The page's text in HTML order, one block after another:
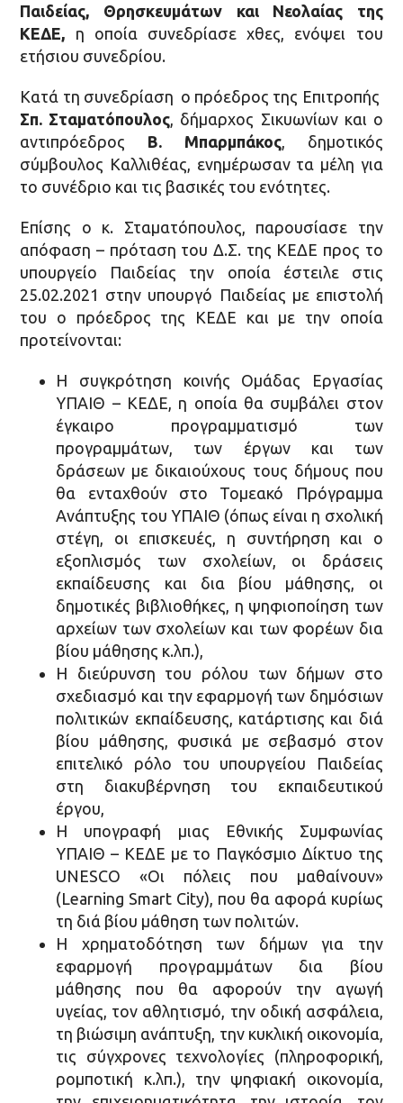
Παιδείας, Θρησκευμάτων και Νεολαίας της
ΚΕΔΕ, η οποία συνεδρίασε χθες, ενόψει του
ετήσιου συνεδρίου.
Κατά τη συνεδρίαση ο πρόεδρος της Επιτροπής
Σπ. Σταματόπουλος, δήμαρχος Σικυωνίων και ο
αντιπρόεδρος Β. Μπαρμπάκος, δημοτικός
σύμβουλος Καλλιθέας, ενημέρωσαν τα μέλη για
το συνέδριο και τις βασικές του ενότητες.
Επίσης ο κ. Σταματόπουλος, παρουσίασε την
απόφαση – πρόταση του Δ.Σ. της ΚΕΔΕ προς το
υπουργείο Παιδείας την οποία έστειλε στις
25.02.2021 στην υπουργό Παιδείας με επιστολή
του ο πρόεδρος της ΚΕΔΕ και με την οποία
προτείνονται:
Η συγκρότηση κοινής Ομάδας Εργασίας
ΥΠΑΙΘ – ΚΕΔΕ, η οποία θα συμβάλει στον
έγκαιρο προγραμματισμό των
προγραμμάτων, των έργων και των
δράσεων με δικαιούχους τους δήμους που
θα ενταχθούν στο Τομεακό Πρόγραμμα
Ανάπτυξης του ΥΠΑΙΘ (όπως είναι η σχολική
στέγη, οι επισκευές, η συντήρηση και ο
εξοπλισμός των σχολείων, οι δράσεις
εκπαίδευσης και δια βίου μάθησης, οι
δημοτικές βιβλιοθήκες, η ψηφιοποίηση των
αρχείων των σχολείων και των φορέων δια
βίου μάθησης κ.λπ.),
Η διεύρυνση του ρόλου των δήμων στο
σχεδιασμό και την εφαρμογή των δημόσιων
πολιτικών εκπαίδευσης, κατάρτισης και διά
βίου μάθησης, φυσικά με σεβασμό στον
επιτελικό ρόλο του υπουργείου Παιδείας
στη διακυβέρνηση του εκπαιδευτικού
έργου,
Η υπογραφή μιας Εθνικής Συμφωνίας
ΥΠΑΙΘ – ΚΕΔΕ με το Παγκόσμιο Δίκτυο της
UNESCO «Οι πόλεις που μαθαίνουν»
(Learning Smart City), που θα αφορά κυρίως
τη διά βίου μάθηση των πολιτών.
Η χρηματοδότηση των δήμων για την
εφαρμογή προγραμμάτων δια βίου
μάθησης που θα αφορούν την αγωγή
υγείας, τον αθλητισμό, την οδική ασφάλεια,
τη βιώσιμη ανάπτυξη, την κυκλική οικονομία,
τις σύγχρονες τεχνολογίες (πληροφορική,
ρομποτική κ.λπ.), την ψηφιακή οικονομία,